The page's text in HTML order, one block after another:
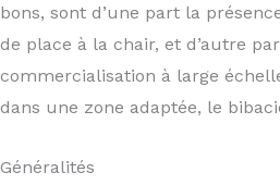
bons, sont d’une part la
de place à la chair, et d’autre
commercialisation à large
dans une zone adaptée, le
Généralités